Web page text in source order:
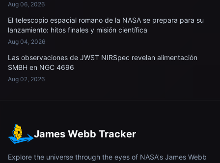
Aug 06, 2026
El telescopio espacial romano de la NASA se prepara para su
lanzamiento: hitos finales y misión científica
Aug 04, 2026
Las observaciones de JWST NIRSpec revelan alimentación
SMBH en NGC 4696
Aug 02, 2026
James Webb Tracker
Explore the universe through the eyes of NASA's James Webb